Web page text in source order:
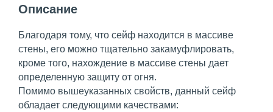
Описание
Благодаря тому, что сейф находится в массиве
стены, его можно тщательно закамуфлировать,
кроме того, нахождение в массиве стены дает
определенную защиту от огня.
Помимо вышеуказанных свойств, данный сейф
обладает следующими качествами: